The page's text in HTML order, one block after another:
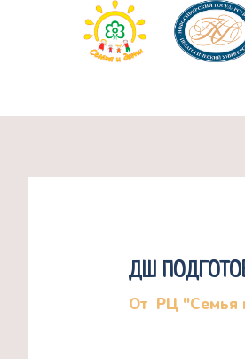
содержимому
ДШ
От РЦ "Семья